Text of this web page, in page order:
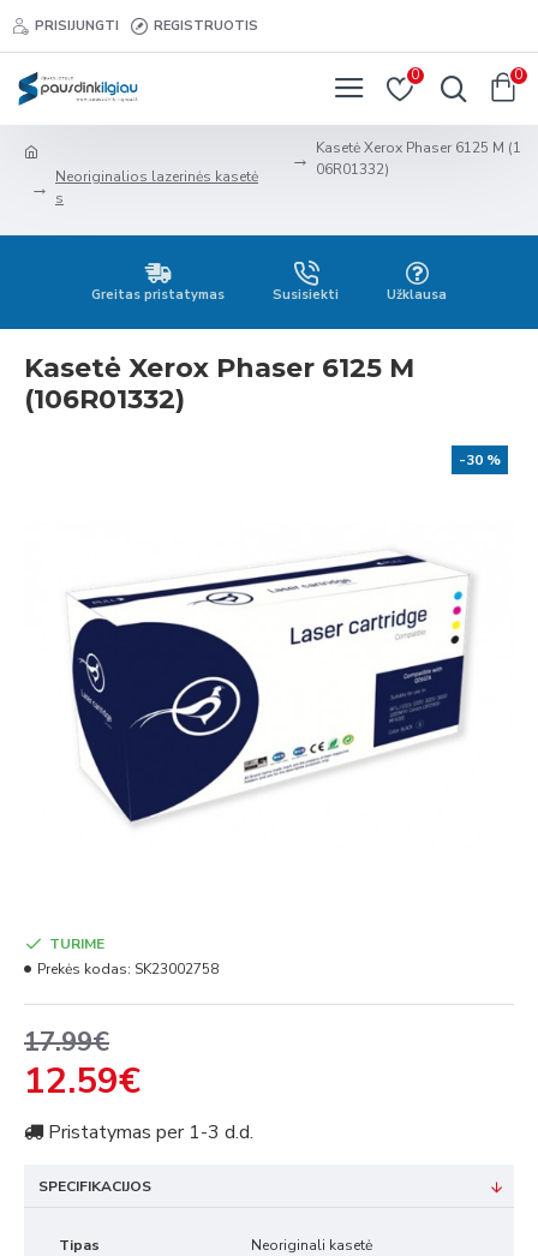
PRISIJUNGTI REGISTRUOTIS
0 0
Neoriginalios lazerinės kasetė
s
Kasetė Xerox Phaser 6125 M (1
06R01332)
Greitas pristatymas Susisiekti Užklausa
Kasetė Xerox Phaser 6125 M
(106R01332)
-30 %
17.99€
12.59€
TURIME
Prekės kodas: SK23002758
Pristatymas per 1-3 d.d.
SPECIFIKACIJOS
Tipas Neoriginali kasetė